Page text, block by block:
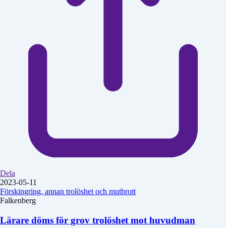
Dela
2023-05-11
Förskingring, annan trolöshet och mutbrott
Falkenberg
Lärare döms för grov trolöshet mot huvudman